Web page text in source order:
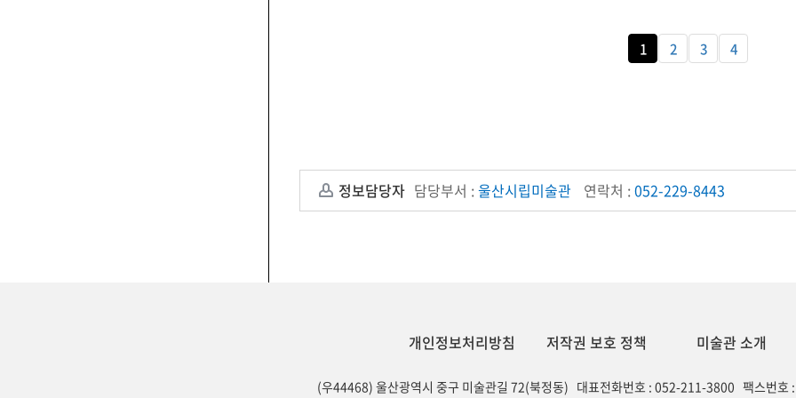
1 2 3 4
정보담당자 담당부서 :울산시립미술관 연락처 :052-229-8443
개인정보처리방침 저작권 보호 정책 미술관 소개
(우44468) 울산광역시 중구 미술관길 72(북정동) 대표전화번호 : 052-211-3800 팩스번호